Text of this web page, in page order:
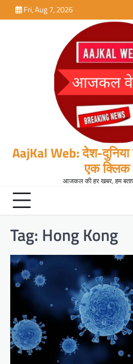
to
Fri, Aug 7, 2026
AajKal Web: देश-
एक क्लिक
आजकल की हर खबर, हम
Tag: Hong Kong